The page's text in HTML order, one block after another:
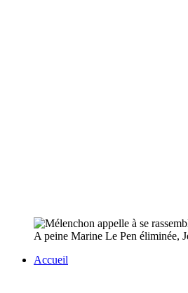
A peine Marine Le Pen éliminée,
Accueil